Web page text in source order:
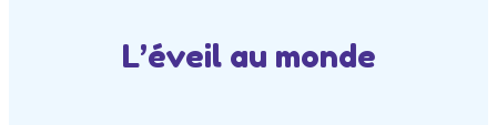
L’éveil au monde